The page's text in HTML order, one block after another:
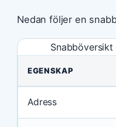
Nedan följer en
EGENSKAP
Adress